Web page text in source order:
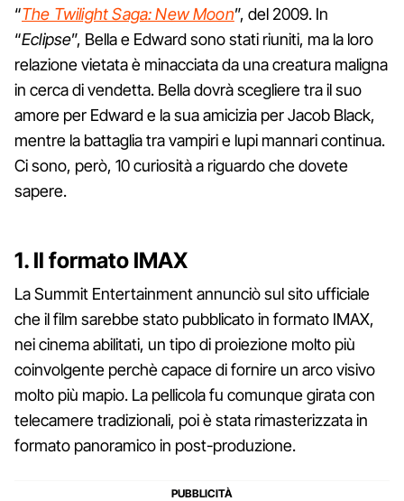
“The Twilight Saga: New Moon”, del 2009. In
“Eclipse”, Bella e Edward sono stati riuniti, ma la loro
relazione vietata è minacciata da una creatura maligna
in cerca di vendetta. Bella dovrà scegliere tra il suo
amore per Edward e la sua amicizia per Jacob Black,
mentre la battaglia tra vampiri e lupi mannari continua.
Ci sono, però, 10 curiosità a riguardo che dovete
sapere.
1. Il formato IMAX
La Summit Entertainment annunciò sul sito ufficiale
che il film sarebbe stato pubblicato in formato IMAX,
nei cinema abilitati, un tipo di proiezione molto più
coinvolgente perchè capace di fornire un arco visivo
molto più mapio. La pellicola fu comunque girata con
telecamere tradizionali, poi è stata rimasterizzata in
formato panoramico in post-produzione.